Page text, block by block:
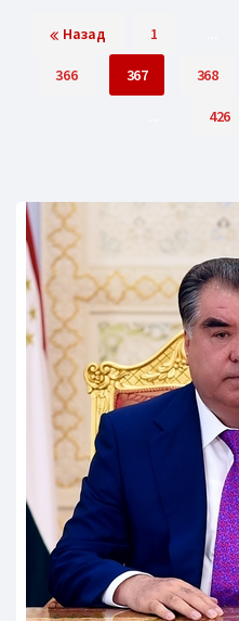
Назад 1
366 367 368
426